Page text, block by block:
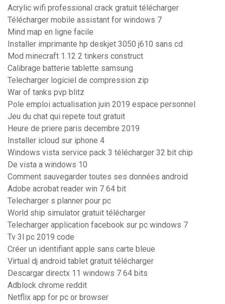
Acrylic wifi professional crack gratuit télécharger
Télécharger mobile assistant for windows 7
Mind map en ligne facile
Installer imprimante hp deskjet 3050 j610 sans cd
Mod minecraft 1.12 2 tinkers construct
Calibrage batterie tablette samsung
Telecharger logiciel de compression zip
War of tanks pvp blitz
Pole emploi actualisation juin 2019 espace personnel
Jeu du chat qui repete tout gratuit
Heure de priere paris decembre 2019
Installer icloud sur iphone 4
Windows vista service pack 3 télécharger 32 bit chip
De vista a windows 10
Comment sauvegarder toutes ses données android
Adobe acrobat reader win 7 64 bit
Telecharger s planner pour pc
World ship simulator gratuit télécharger
Telecharger application facebook sur pc windows 7
Tv 3l pc 2019 code
Créer un identifiant apple sans carte bleue
Virtual dj android tablet gratuit télécharger
Descargar directx 11 windows 7 64 bits
Adblock chrome reddit
Netflix app for pc or browser